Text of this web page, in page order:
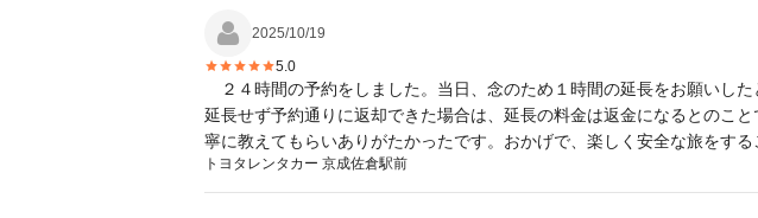
2025/10/19
5.0
２４時間の予約をしました。当日、念のため１時間の延長をお願いし
延長せず予約通りに返却できた場合は、延長の料金は返金になるとの
寧に教えてもらいありがたかったです。おかげで、楽しく安全な旅をす
トヨタレンタカー 京成佐倉駅前